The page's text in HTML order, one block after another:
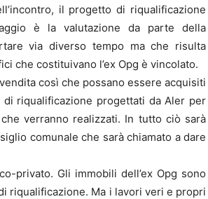
il progetto di riqualificazione
è la valutazione da parte della
via diverso tempo ma che risulta
che costituivano l’ex Opg è vincolato.
così che possano essere acquisiti
riqualificazione progettati da Aler per
verranno realizzati. In tutto ciò sarà
comunale che sarà chiamato a dare
privato. Gli immobili dell’ex Opg sono
riqualificazione. Ma i lavori veri e propri